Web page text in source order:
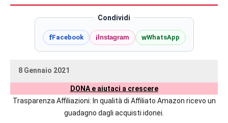
delle
autrici
Condividi
fFacebook i Instagram wWhatsApp
8 Gennaio 2021
DONA e aiutaci a crescere
Trasparenza Affiliazioni: In qualità di Affiliato Amazon ricevo un
guadagno dagli acquisti idonei.